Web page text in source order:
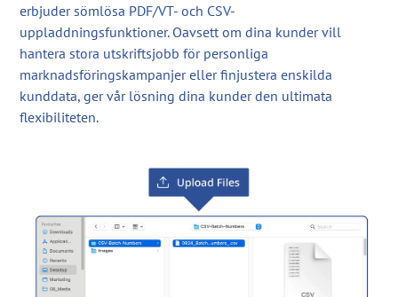
erbjuder sömlösa PDF/VT- och CSV-
uppladdningsfunktioner. Oavsett om dina kunder vill
hantera stora utskriftsjobb för personliga
marknadsföringskampanjer eller finjustera enskilda
kunddata, ger vår lösning dina kunder den ultimata
flexibiliteten.